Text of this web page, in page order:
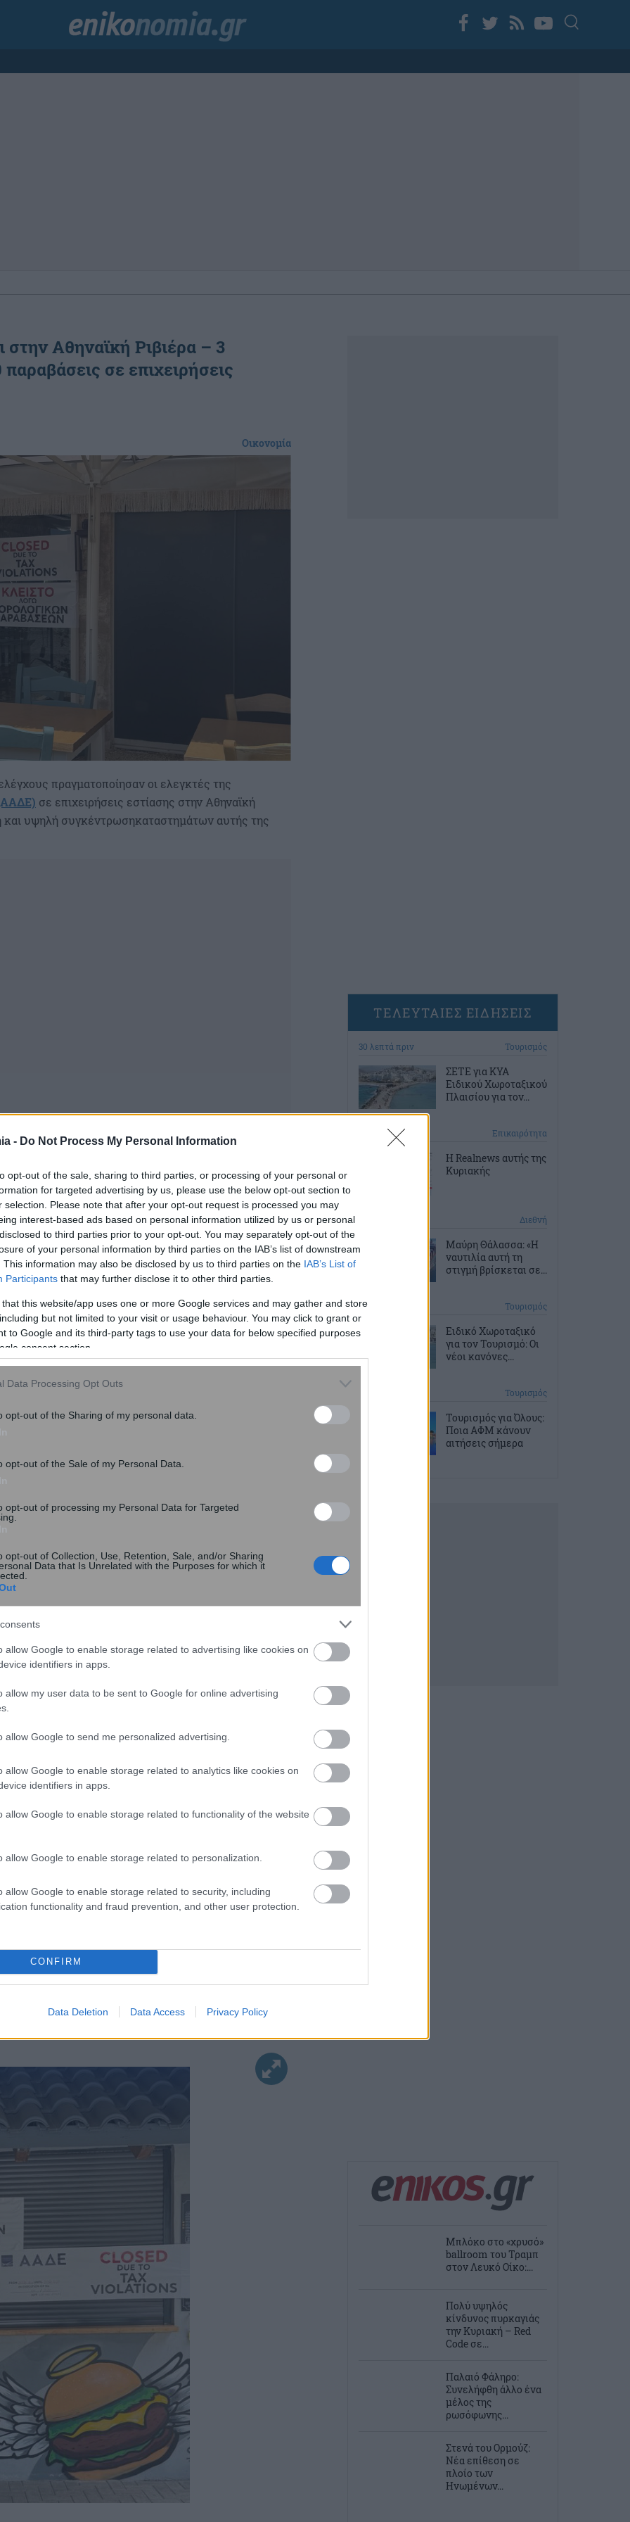
- Do Not Process My Personal Information
opt-out of the sale, sharing to third parties, or processing of your personal or
for targeted advertising by us, please use the below opt-out section to
selection. Please note that after your opt-out request is processed you may
interest-based ads based on personal information utilized by us or personal
to third parties prior to your opt-out. You may separately opt-out of the
of your personal information by third parties on the IAB’s list of downstream
This information may also be disclosed by us to third parties on the IAB’s List of
Participants that may further disclose it to other third parties.
that this website/app uses one or more Google services and may gather and store
but not limited to your visit or usage behaviour. You may click to grant or
to Google and its third-party tags to use your data for below specified purposes
consent section.
Data Processing Opt Outs
opt-out of the Sharing of my personal data.
opt-out of the Sale of my Personal Data.
opt-out of processing my Personal Data for Targeted
opt-out of Collection, Use, Retention, Sale, and/or Sharing
Data that Is Unrelated with the Purposes for which it
allow Google to enable storage related to advertising like cookies on
identifiers in apps.
allow my user data to be sent to Google for online advertising
allow Google to send me personalized advertising.
allow Google to enable storage related to analytics like cookies on
identifiers in apps.
allow Google to enable storage related to functionality of the website
allow Google to enable storage related to personalization.
allow Google to enable storage related to security, including
functionality and fraud prevention, and other user protection.
CONFIRM
Data Deletion Data Access Privacy Policy
Αθηναϊκή Ριβιέρα – 3
σε επιχειρήσεις
Οικονομία
πραγματοποίησαν οι ελεγκτές της
σε επιχειρήσεις εστίασης στην Αθηναϊκή
και υψηλή συγκέντρωσηκαταστημάτων αυτής της
συνολικά 102 ελέγχους σε επιχειρήσεις εστίασης,
συμπεριφορά
σε 84.000 ευρώ.
αναστολής λειτουργίας σε τρεις επιχειρήσεις
σοβαρών παραβάσεων της φορολογικής
μηχανισμών,
ελέγχους καθ’ όλη τη διάρκεια της θερινής
τουριστική και εμπορική δραστηριότητα, με στόχο
την ενίσχυση της φορολογικής συμμόρφωσης.
ΤΕΛΕΥΤΑΙΕΣ ΕΙΔΗΣΕΙΣ
30 λεπτά πριν Τουρισμός
ΣΕΤΕ για ΚΥΑ
Ειδικού Χωροταξικού
Πλαισίου για τον...
1 ώρα πριν Επικαιρότητα
Η Realnews αυτής της
Κυριακής
Διεθνή
Μαύρη Θάλασσα: «Η
ναυτιλία αυτή τη
στιγμή βρίσκεται σε...
2 ώρες πριν Τουρισμός
Ειδικό Χωροταξικό
για τον Τουρισμό: Οι
νέοι κανόνες...
Τουρισμός
Τουρισμός για Όλους:
Ποια ΑΦΜ κάνουν
αιτήσεις σήμερα
Μπλόκο στο «χρυσό»
ballroom του Τραμπ
στον Λευκό Οίκο:...
Πολύ υψηλός
κίνδυνος πυρκαγιάς
την Κυριακή – Red
Code σε...
Παλαιό Φάληρο:
Συνελήφθη άλλο ένα
μέλος της
ρωσόφωνης...
Στενά του Ορμούζ:
Νέα επίθεση σε
πλοίο των
Ηνωμένων...